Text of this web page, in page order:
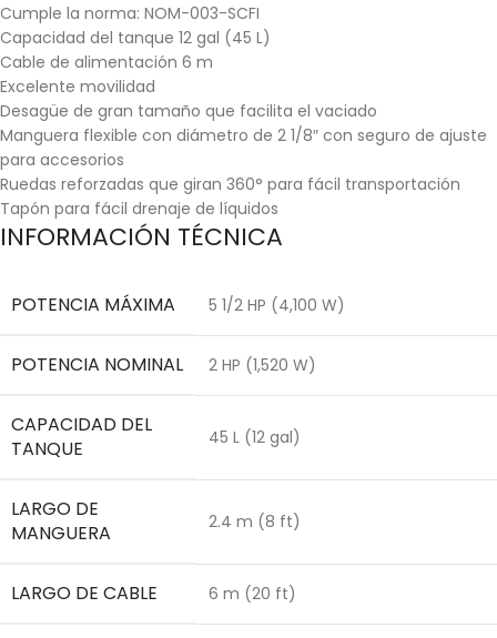
Cumple la norma: NOM-003-SCFI
Capacidad del tanque 12 gal (45 L)
Cable de alimentación 6 m
Excelente movilidad
Desagüe de gran tamaño que facilita el vaciado
Manguera flexible con diámetro de 2 1/8″ con seguro de ajuste
para accesorios
Ruedas reforzadas que giran 360° para fácil transportación
Tapón para fácil drenaje de líquidos
INFORMACIÓN TÉCNICA
POTENCIA MÁXIMA 5 1/2 HP (4,100 W)
POTENCIA NOMINAL 2 HP (1,520 W)
CAPACIDAD DEL
TANQUE
45 L (12 gal)
LARGO DE
MANGUERA
2.4 m (8 ft)
LARGO DE CABLE 6 m (20 ft)